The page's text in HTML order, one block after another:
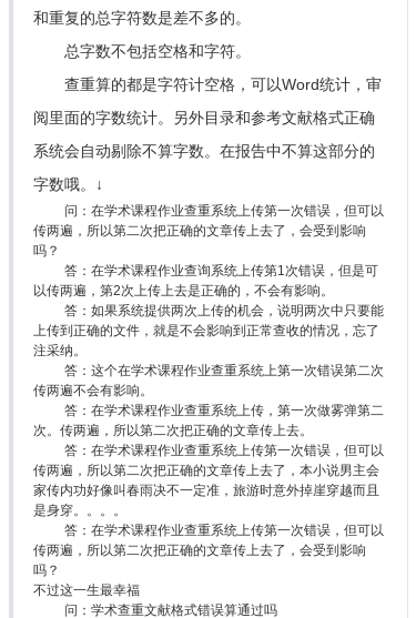
和重复的总字符数是差不多的。
总字数不包括空格和字符。
查重算的都是字符计空格，可以Word统计，审
阅里面的字数统计。另外目录和参考文献格式正确
系统会自动剔除不算字数。在报告中不算这部分的
字数哦。↓
问：在学术课程作业查重系统上传第一次错误，但可以
传两遍，所以第二次把正确的文章传上去了，会受到影响
吗？
答：在学术课程作业查询系统上传第1次错误，但是可
以传两遍，第2次上传上去是正确的，不会有影响。
答：如果系统提供两次上传的机会，说明两次中只要能
上传到正确的文件，就是不会影响到正常查收的情况，忘了
注采纳。
答：这个在学术课程作业查重系统上第一次错误第二次
传两遍不会有影响。
答：在学术课程作业查重系统上传，第一次做雾弹第二
次。传两遍，所以第二次把正确的文章传上去。
答：在学术课程作业查重系统上传第一次错误，但可以
传两遍，所以第二次把正确的文章传上去了，本小说男主会
家传内功好像叫春雨决不一定准，旅游时意外掉崖穿越而且
是身穿。。。。
答：在学术课程作业查重系统上传第一次错误，但可以
传两遍，所以第二次把正确的文章传上去了，会受到影响
吗？
不过这一生最幸福
问：学术查重文献格式错误算通过吗